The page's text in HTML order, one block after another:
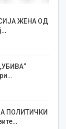
ЖЕНА ОД
ПОЛИТИЧКИ